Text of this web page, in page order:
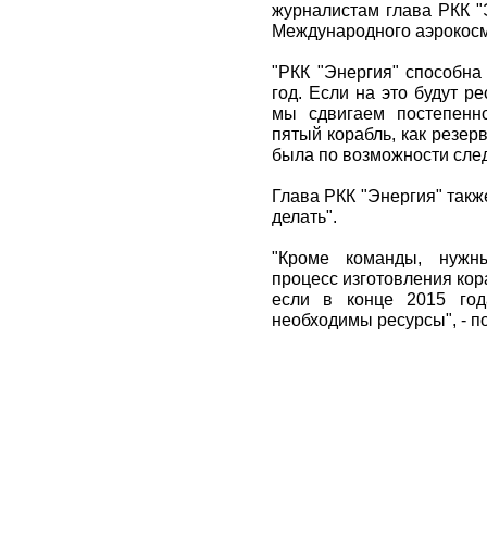
журналистам глава РКК
Международного
"РКК "Энергия" способна
год. Если на это будут
мы сдвигаем
пятый корабль, как
была по возможности
Глава РКК "Энергия"
делать".
"Кроме команды,
процесс изготовления
если в конце 2015
необходимы ресурсы", -